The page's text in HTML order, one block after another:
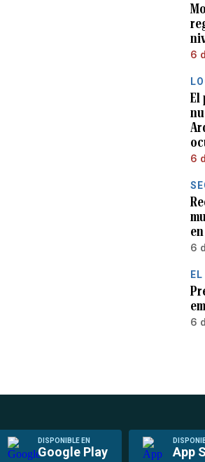
6
El
6
6
6
DISPONIBLE EN
Google Play App